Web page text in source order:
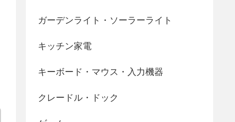
ガーデンライト・ソーラーライト
キッチン家電
キーボード・マウス・入力機器
クレードル・ドック